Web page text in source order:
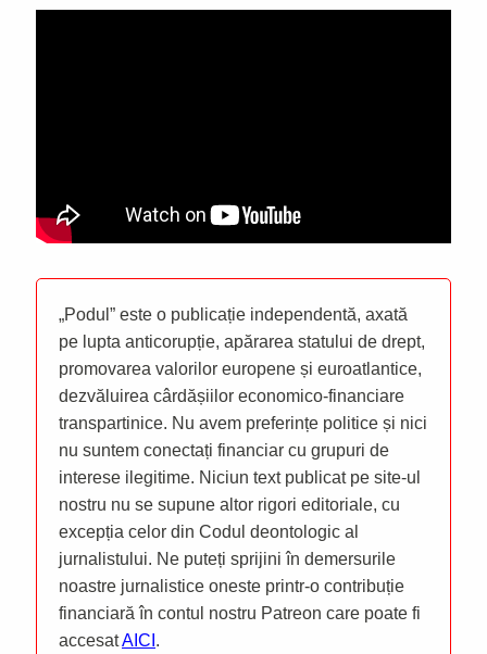
„Podul” este o publicație independentă, axată
pe lupta anticorupție, apărarea statului de drept,
promovarea valorilor europene și euroatlantice,
dezvăluirea cârdășiilor economico-financiare
transpartinice. Nu avem preferințe politice și nici
nu suntem conectați financiar cu grupuri de
interese ilegitime. Niciun text publicat pe site-ul
nostru nu se supune altor rigori editoriale, cu
excepția celor din Codul deontologic al
jurnalistului. Ne puteți sprijini în demersurile
noastre jurnalistice oneste printr-o contribuție
financiară în contul nostru Patreon care poate fi
accesatAICI .